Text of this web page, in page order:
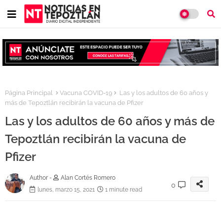
Página Principal Vacuna COVID-19
Las y los adultos de 60 años y
más de Tepoztlán recibirán la vacuna de Pfizer
Las y los adultos de 60 años y más de
Tepoztlán recibirán la vacuna de
Pfizer
Author -
Alan Cortés Romero
lunes, marzo 15, 2021
1 minute read
0